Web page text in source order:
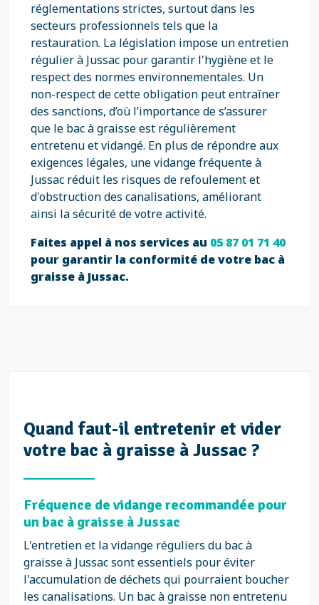
réglementations strictes, surtout dans les
secteurs professionnels tels que la
restauration. La législation impose un entretien
régulier à Jussac pour garantir l'hygiène et le
respect des normes environnementales. Un
non-respect de cette obligation peut entraîner
des sanctions, d’où l’importance de s’assurer
que le bac à graisse est régulièrement
entretenu et vidangé. En plus de répondre aux
exigences légales, une vidange fréquente à
Jussac réduit les risques de refoulement et
d'obstruction des canalisations, améliorant
ainsi la sécurité de votre activité.
Faites appel à nos services au 05 87 01 71 40
pour garantir la conformité de votre bac à
graisse à Jussac.
Quand faut-il entretenir et vider
votre bac à graisse à Jussac ?
Fréquence de vidange recommandée pour
un bac à graisse à Jussac
L'entretien et la vidange réguliers du bac à
graisse à Jussac sont essentiels pour éviter
l'accumulation de déchets qui pourraient boucher
les canalisations. Un bac à graisse non entretenu